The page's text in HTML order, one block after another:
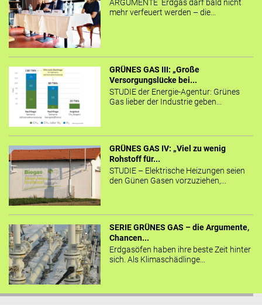
ARGUMENTE Erdgas darf bald nicht
mehr verfeuert werden – die...
GRÜNES GAS III: „Große
Versorgungslücke bei...
STUDIE der Energie-Agentur: Grünes
Gas lieber der Industrie geben...
GRÜNES GAS IV: „Viel zu wenig
Rohstoff für...
STUDIE – Elektrische Heizungen seien
den Günen Gasen vorzuziehen,...
SERIE GRÜNES GAS – die Argumente,
Chancen...
Erdgasöfen haben ihre beste Zeit hinter
sich. Als Klimaschädlinge...